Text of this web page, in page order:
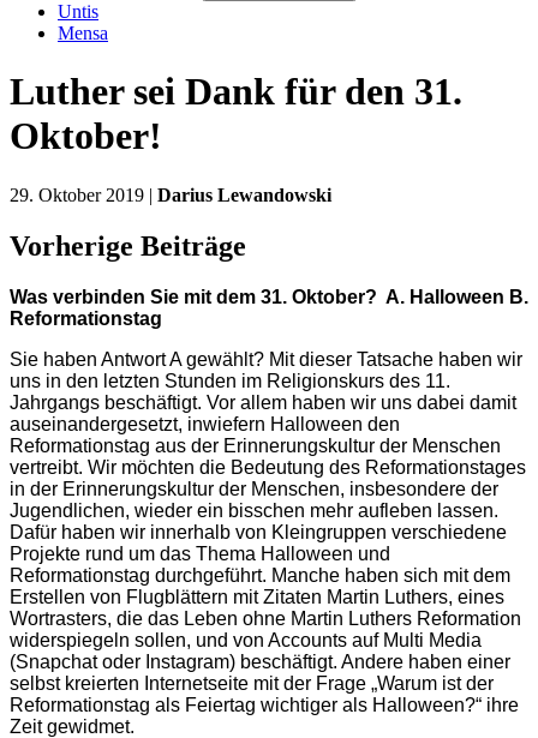
Untis
Mensa
Luther sei Dank für den 31.
Oktober!
29. Oktober 2019 | Darius Lewandowski
Vorherige Beiträge
Was verbinden Sie mit dem 31. Oktober? A. Halloween B.
Reformationstag
Sie haben Antwort A gewählt? Mit dieser Tatsache haben wir
uns in den letzten Stunden im Religionskurs des 11.
Jahrgangs beschäftigt. Vor allem haben wir uns dabei damit
auseinandergesetzt, inwiefern Halloween den
Reformationstag aus der Erinnerungskultur der Menschen
vertreibt. Wir möchten die Bedeutung des Reformationstages
in der Erinnerungskultur der Menschen, insbesondere der
Jugendlichen, wieder ein bisschen mehr aufleben lassen.
Dafür haben wir innerhalb von Kleingruppen verschiedene
Projekte rund um das Thema Halloween und
Reformationstag durchgeführt. Manche haben sich mit dem
Erstellen von Flugblättern mit Zitaten Martin Luthers, eines
Wortrasters, die das Leben ohne Martin Luthers Reformation
widerspiegeln sollen, und von Accounts auf Multi Media
(Snapchat oder Instagram) beschäftigt. Andere haben einer
selbst kreierten Internetseite mit der Frage „Warum ist der
Reformationstag als Feiertag wichtiger als Halloween?“ ihre
Zeit gewidmet.